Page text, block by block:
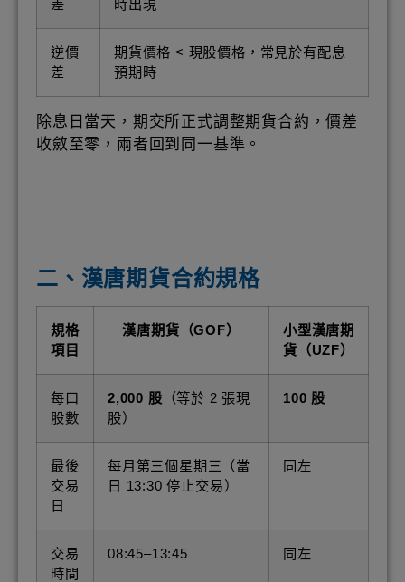
差 時出現
逆價
差
期貨價格 < 現股價格，常見於有配息
預期時
除息日當天，期交所正式調整期貨合約，價差
收斂至零，兩者回到同一基準。
二、漢唐期貨合約規格
規格
項目
漢唐期貨（GOF）
小型漢唐期
貨（UZF）
每口
股數
2,000 股（等於 2 張現
股）
100 股
最後
交易
日
每月第三個星期三（當
日 13:30 停止交易）
同左
交易
時間
08:45–13:45 同左